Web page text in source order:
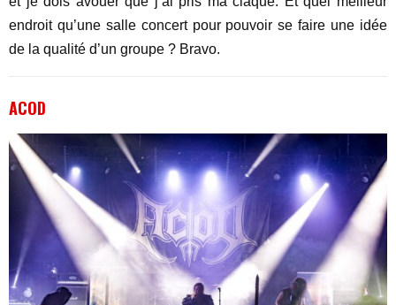
endroit qu’une salle concert pour pouvoir se faire une idée
de la qualité d’un groupe ? Bravo.
ACOD